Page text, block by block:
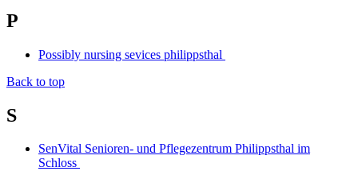
P
Possibly nursing sevices philippsthal
Back to top
S
SenVital Senioren- und Pflegezentrum Philippsthal im
Schloss